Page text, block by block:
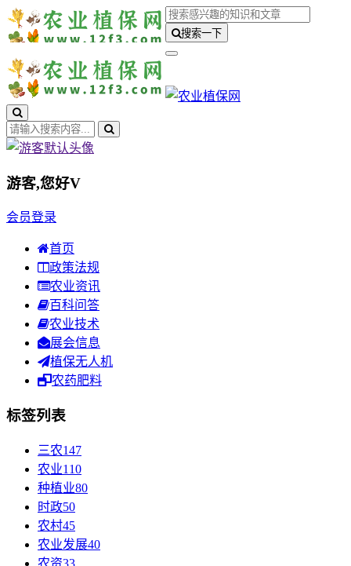
搜索一下
游客,您好V
会员登录
首页
政策法规
农业资讯
百科问答
农业技术
展会信息
植保无人机
农药肥料
标签列表
三农147
农业110
种植业80
时政50
农村45
农业发展40
农资33